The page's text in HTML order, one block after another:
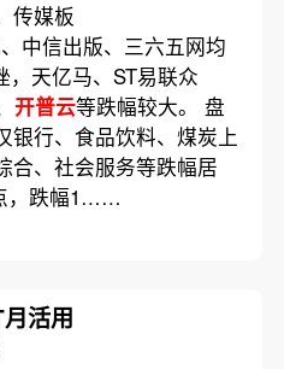
传媒板
中信出版、三六五网均
，天亿马、ST易联众
开普云等跌幅较大。 盘
银行、食品饮料、煤炭上
合、社会服务等跌幅居
，跌幅1……
活用